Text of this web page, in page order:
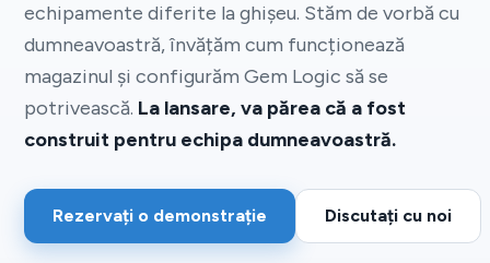
echipamente diferite la ghișeu. Stăm de vorbă cu
dumneavoastră, învățăm cum funcționează
magazinul și configurăm Gem Logic să se
potrivească. La lansare, va părea că a fost
construit pentru echipa dumneavoastră.
Rezervați o demonstrație Discutați cu noi